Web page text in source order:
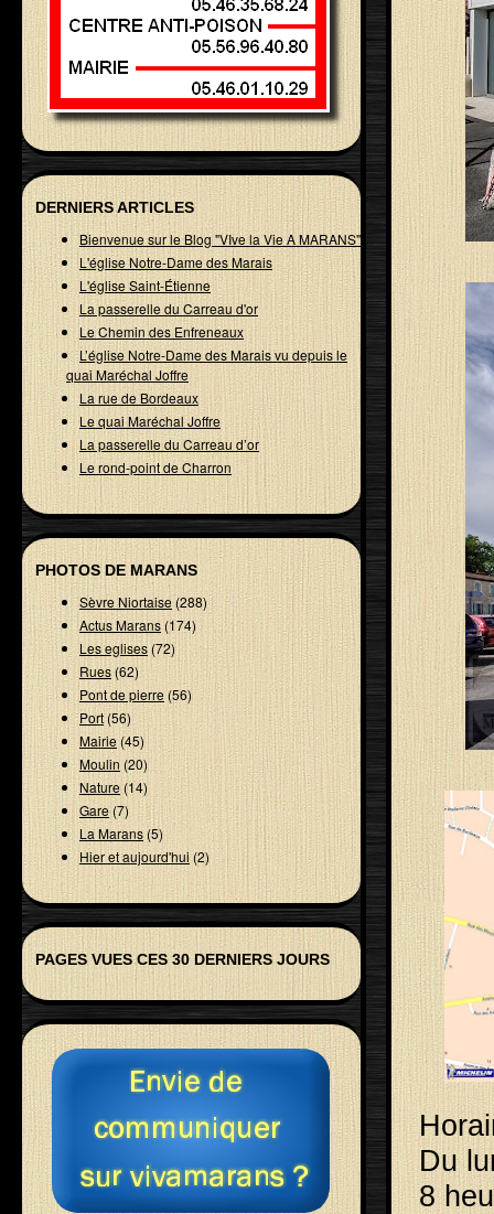
DERNIERS ARTICLES
Bienvenue sur le Blog "VIve la Vie A MARANS"
L'église Notre-Dame des Marais
L'église Saint-Étienne
La passerelle du Carreau d'or
Le Chemin des Enfreneaux
L’église Notre-Dame des Marais vu depuis le
quai Maréchal Joffre
La rue de Bordeaux
Le quai Maréchal Joffre
La passerelle du Carreau d’or
Le rond-point de Charron
PHOTOS DE MARANS
Sèvre Niortaise(288)
Actus Marans (174)
Les eglises(72)
Rues(62)
Pont de pierre(56)
Port(56)
Mairie(45)
Moulin(20)
Nature(14)
Gare (7)
La Marans(5)
Hier et aujourd'hui (2)
PAGES VUES CES 30 DERNIERS JOURS
Du
8